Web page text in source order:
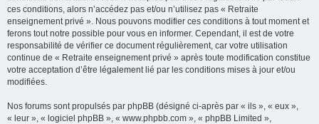
ces conditions, alors n’accédez pas et/ou n’utilisez pas « Retraite
enseignement privé ». Nous pouvons modifier ces conditions à tout moment et
ferons tout notre possible pour vous en informer. Cependant, il est de votre
responsabilité de vérifier ce document régulièrement, car votre utilisation
continue de « Retraite enseignement privé » après toute modification constitue
votre acceptation d’être légalement lié par les conditions mises à jour et/ou
modifiées.
Nos forums sont propulsés par phpBB (désigné ci-après par « ils », « eux »,
« leur », « logiciel phpBB », « www.phpbb.com », « phpBB Limited »,